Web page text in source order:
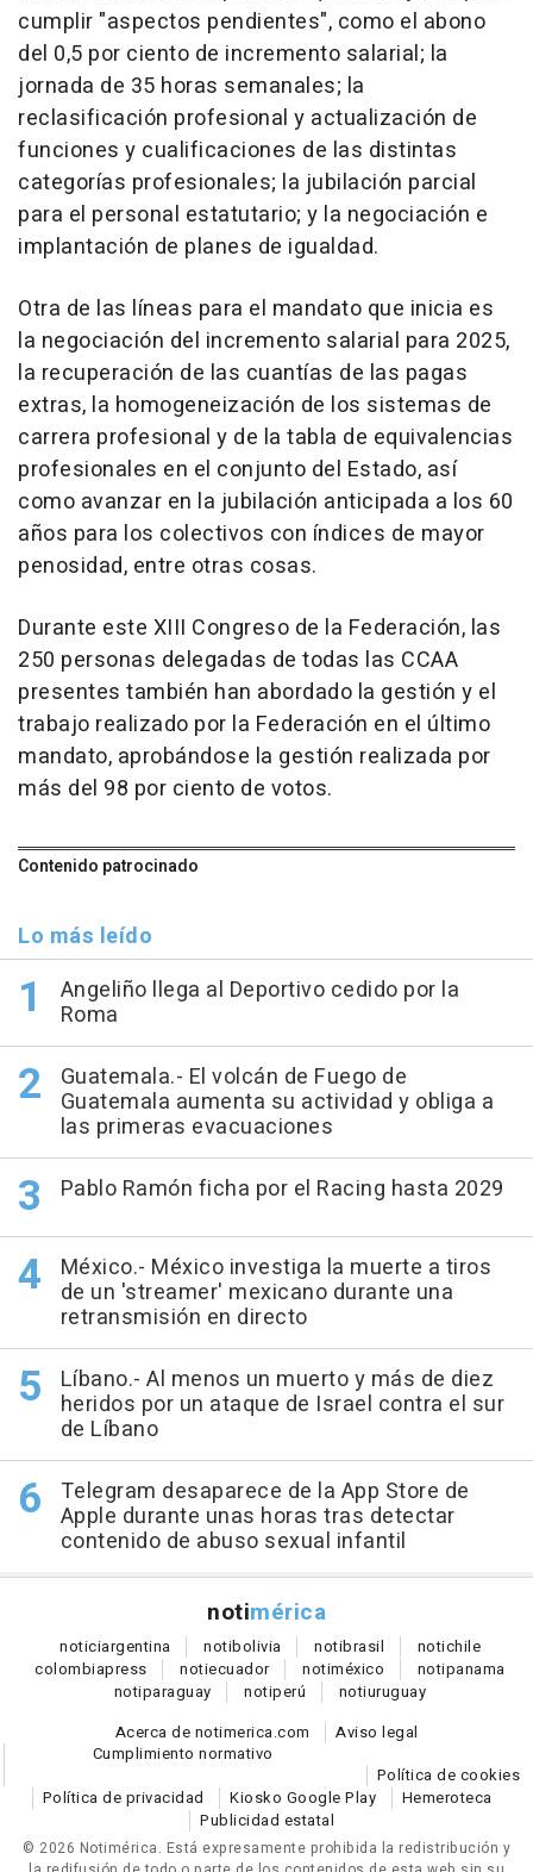
cumplir "aspectos pendientes", como el abono
del 0,5 por ciento de incremento salarial; la
jornada de 35 horas semanales; la
reclasificación profesional y actualización de
funciones y cualificaciones de las distintas
categorías profesionales; la jubilación parcial
para el personal estatutario; y la negociación e
implantación de planes de igualdad.
Otra de las líneas para el mandato que inicia es
la negociación del incremento salarial para 2025,
la recuperación de las cuantías de las pagas
extras, la homogeneización de los sistemas de
carrera profesional y de la tabla de equivalencias
profesionales en el conjunto del Estado, así
como avanzar en la jubilación anticipada a los 60
años para los colectivos con índices de mayor
penosidad, entre otras cosas.
Durante este XIII Congreso de la Federación, las
250 personas delegadas de todas las CCAA
presentes también han abordado la gestión y el
trabajo realizado por la Federación en el último
mandato, aprobándose la gestión realizada por
más del 98 por ciento de votos.
Contenido patrocinado
Lo más leído
Angeliño llega al Deportivo cedido por la
Roma
Guatemala.- El volcán de Fuego de
Guatemala aumenta su actividad y obliga a
las primeras evacuaciones
Pablo Ramón ficha por el Racing hasta 2029
México.- México investiga la muerte a tiros
de un 'streamer' mexicano durante una
retransmisión en directo
Líbano.- Al menos un muerto y más de diez
heridos por un ataque de Israel contra el sur
de Líbano
Telegram desaparece de la App Store de
Apple durante unas horas tras detectar
contenido de abuso sexual infantil
notimérica
noticiargentina notibolivia notibrasil notichile
colombiapress notiecuador notiméxico notipanama
notiparaguay notiperú notiuruguay
Acerca de notimerica.com
Aviso legal
Cumplimiento normativo
Política de cookies
Política de privacidad
Kiosko Google Play
Hemeroteca
Publicidad estatal
© 2026 Notimérica. Está expresamente prohibida la redistribución y